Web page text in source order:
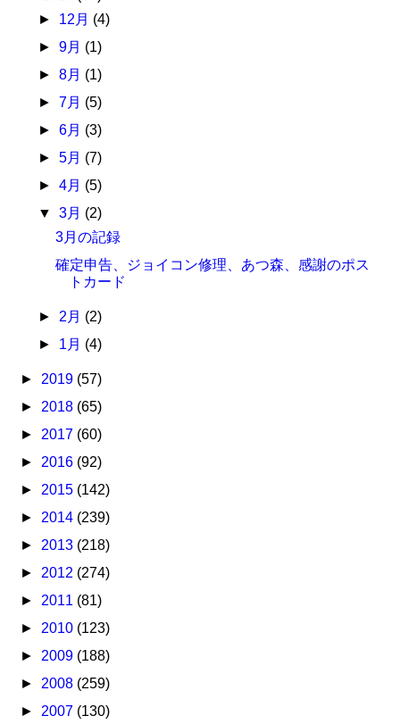
► 12月 (4)
► 9月 (1)
► 8月 (1)
► 7月 (5)
► 6月 (3)
► 5月 (7)
► 4月 (5)
▼ 3月 (2)
3月の記録
確定申告、ジョイコン修理、あつ森、感謝のポス
トカード
► 2月 (2)
► 1月 (4)
► 2019 (57)
► 2018 (65)
► 2017 (60)
► 2016 (92)
► 2015 (142)
► 2014 (239)
► 2013 (218)
► 2012 (274)
► 2011 (81)
► 2010 (123)
► 2009 (188)
► 2008 (259)
► 2007 (130)